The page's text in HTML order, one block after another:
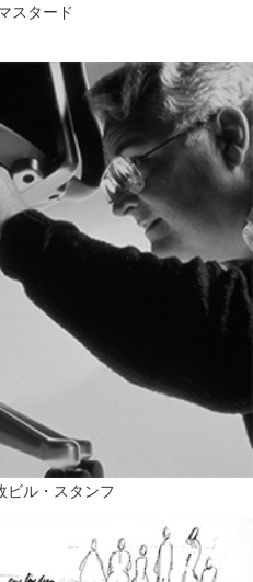
スタード
ビル・スタンフ